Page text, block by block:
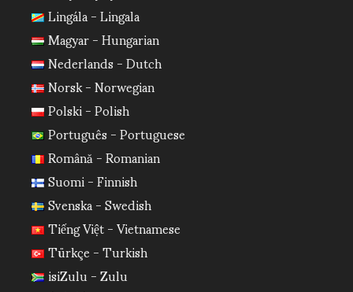
Lingála - Lingala
Magyar - Hungarian
Nederlands - Dutch
Norsk - Norwegian
Polski - Polish
Português - Portuguese
Română - Romanian
Suomi - Finnish
Svenska - Swedish
Tiếng Việt - Vietnamese
Türkçe - Turkish
isiZulu - Zulu